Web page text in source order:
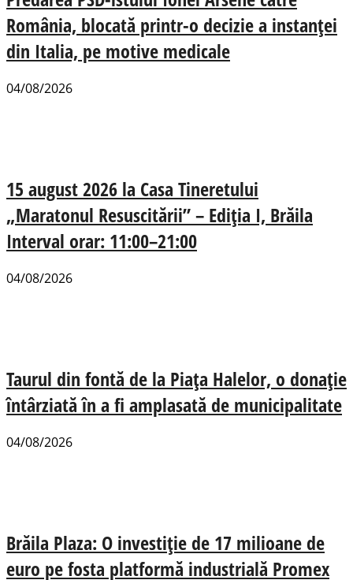
România, blocată printr-o decizie a instanței
din Italia, pe motive medicale
04/08/2026
15 august 2026 la Casa Tineretului
„Maratonul Resuscitării” – Ediția I, Brăila
Interval orar: 11:00–21:00
04/08/2026
Taurul din fontă de la Piața Halelor, o donație
întârziată în a fi amplasată de municipalitate
04/08/2026
Brăila Plaza: O investiție de 17 milioane de
euro pe fosta platformă industrială Promex